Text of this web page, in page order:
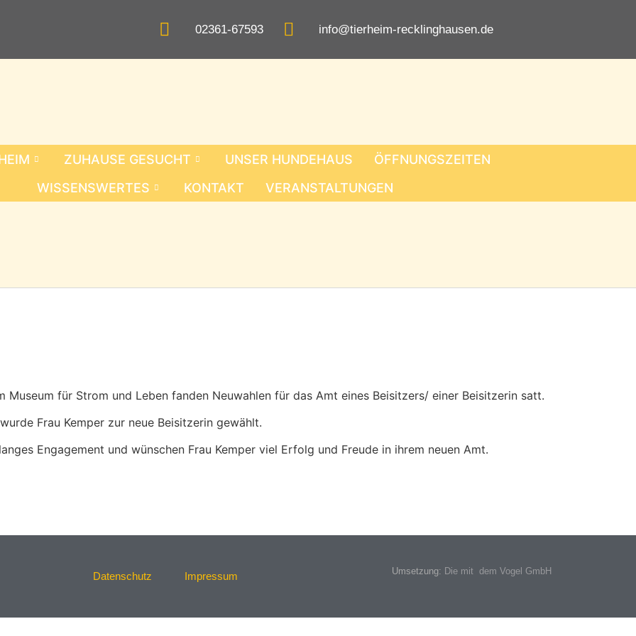
02361-67593 info@tierheim-recklinghausen.de
ZUHAUSE GESUCHT UNSER HUNDEHAUS
ÖFFNUNGSZEITEN
WISSENSWERTES
KONTAKT VERANSTALTUNGEN
für Strom und Leben fanden Neuwahlen für das Amt eines Beisitzers/ einer Beisitzerin satt.
Frau Kemper zur neue Beisitzerin gewählt.
Engagement und wünschen Frau Kemper viel Erfolg und Freude in ihrem neuen Amt.
Datenschutz Impressum Umsetzung: Die mit dem Vogel GmbH